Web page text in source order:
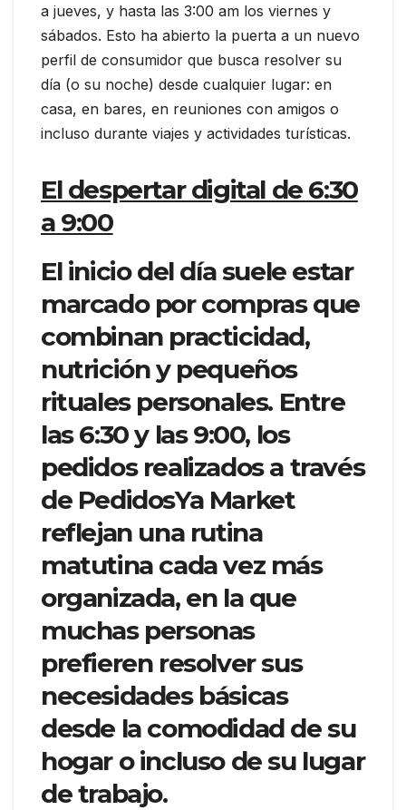
a jueves, y hasta las 3:00 am los viernes y
sábados. Esto ha abierto la puerta a un nuevo
perfil de consumidor que busca resolver su
día (o su noche) desde cualquier lugar: en
casa, en bares, en reuniones con amigos o
incluso durante viajes y actividades turísticas.
El despertar digital de 6:30
a 9:00
El inicio del día suele estar
marcado por compras que
combinan practicidad,
nutrición y pequeños
rituales personales. Entre
las 6:30 y las 9:00, los
pedidos realizados a través
de PedidosYa Market
reflejan una rutina
matutina cada vez más
organizada, en la que
muchas personas
prefieren resolver sus
necesidades básicas
desde la comodidad de su
hogar o incluso de su lugar
de trabajo.